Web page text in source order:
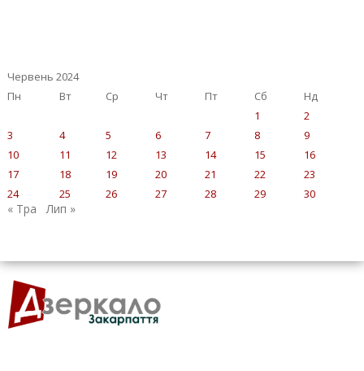
Червень 2024
Пн
Вт Ср Чт Пт Сб
Нд
1
2
3
4 5 6 7 8
9
10
11 12 13 14 15
16
17
18 19 20 21 22
23
24
25 26 27 28 29 30
« Тра Лип »